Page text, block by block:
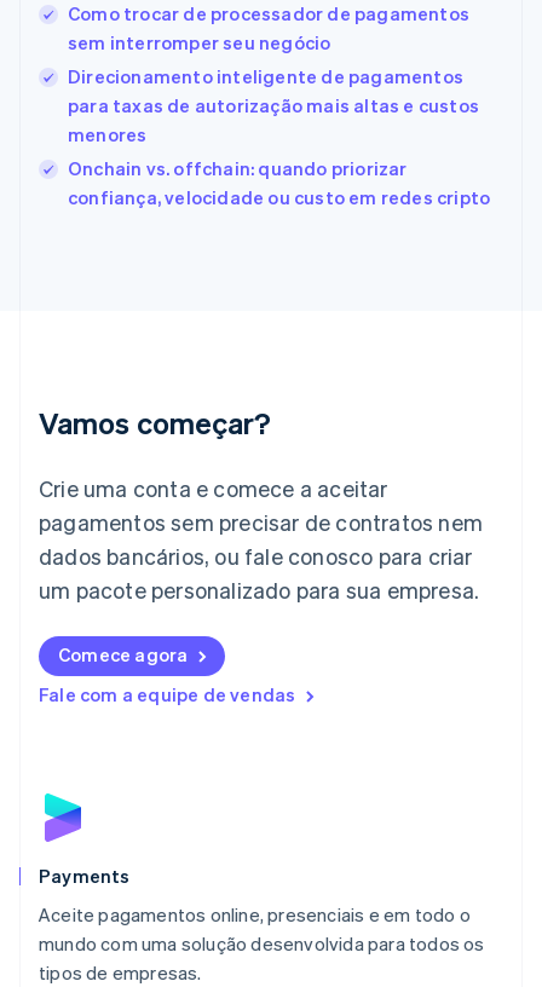
Como trocar de processador de pagamentos
sem interromper seu negócio
Direcionamento inteligente de pagamentos
para taxas de autorização mais altas e custos
menores
Onchain vs. offchain: quando priorizar
confiança, velocidade ou custo em redes cripto
Vamos começar?
Crie uma conta e comece a aceitar
pagamentos sem precisar de contratos nem
dados bancários, ou fale conosco para criar
um pacote personalizado para sua empresa.
Comece agora
Fale com a equipe de vendas
Payments
Aceite pagamentos online, presenciais e em todo o
mundo com uma solução desenvolvida para todos os
tipos de empresas.
Estados Unidos
EnglishEspañol简体中文
Estônia
English
Finlândia
EnglishSvenska
França
Gibraltar
English
Italiano English
日本語English
Letônia
Liechtenstein
Lituânia
English
Luxemburgo
Malta
English
EspañolEnglish
English
Nova Zelândia
English